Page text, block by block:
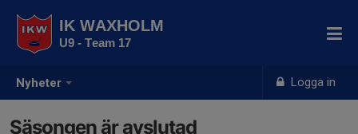
Nyheter Logga in
IK WAXHOLM
U9 - Team 17
Säsongen är avslutad